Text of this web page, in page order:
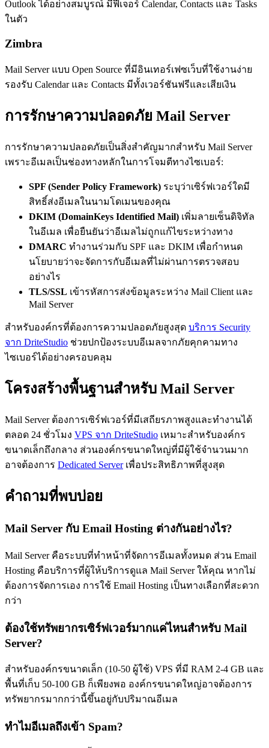
Outlook ได้อย่างสมบูรณ์ มีฟีเจอร์ Calendar, Contacts และ Tasks
ในตัว
Zimbra
Mail Server แบบ Open Source ที่มีอินเทอร์เฟซเว็บที่ใช้งานง่าย
รองรับ Calendar และ Contacts มีทั้งเวอร์ชันฟรีและเสียเงิน
การรักษาความปลอดภัย Mail Server
การรักษาความปลอดภัยเป็นสิ่งสำคัญมากสำหรับ Mail Server
เพราะอีเมลเป็นช่องทางหลักในการโจมตีทางไซเบอร์:
SPF (Sender Policy Framework) ระบุว่าเซิร์ฟเวอร์ใดมี
สิทธิ์ส่งอีเมลในนามโดเมนของคุณ
DKIM (DomainKeys Identified Mail) เพิ่มลายเซ็นดิจิทัล
ในอีเมล เพื่อยืนยันว่าอีเมลไม่ถูกแก้ไขระหว่างทาง
DMARC ทำงานร่วมกับ SPF และ DKIM เพื่อกำหนด
นโยบายว่าจะจัดการกับอีเมลที่ไม่ผ่านการตรวจสอบ
อย่างไร
TLS/SSL เข้ารหัสการส่งข้อมูลระหว่าง Mail Client และ
Mail Server
สำหรับองค์กรที่ต้องการความปลอดภัยสูงสุด บริการ Security
จาก DriteStudio ช่วยปกป้องระบบอีเมลจากภัยคุกคามทาง
ไซเบอร์ได้อย่างครอบคลุม
โครงสร้างพื้นฐานสำหรับ Mail Server
Mail Server ต้องการเซิร์ฟเวอร์ที่มีเสถียรภาพสูงและทำงานได้
ตลอด 24 ชั่วโมง VPS จาก DriteStudio เหมาะสำหรับองค์กร
ขนาดเล็กถึงกลาง ส่วนองค์กรขนาดใหญ่ที่มีผู้ใช้จำนวนมาก
อาจต้องการ Dedicated Serverเพื่อประสิทธิภาพที่สูงสุด
คำถามที่พบบ่อย
Mail Server กับ Email Hosting ต่างกันอย่างไร?
Mail Server คือระบบที่ทำหน้าที่จัดการอีเมลทั้งหมด ส่วน Email
Hosting คือบริการที่ผู้ให้บริการดูแล Mail Server ให้คุณ หากไม่
ต้องการจัดการเอง การใช้ Email Hosting เป็นทางเลือกที่สะดวก
กว่า
ต้องใช้ทรัพยากรเซิร์ฟเวอร์มากแค่ไหนสำหรับ Mail
Server?
สำหรับองค์กรขนาดเล็ก (10-50 ผู้ใช้) VPS ที่มี RAM 2-4 GB และ
พื้นที่เก็บ 50-100 GB ก็เพียงพอ องค์กรขนาดใหญ่อาจต้องการ
ทรัพยากรมากกว่านี้ขึ้นอยู่กับปริมาณอีเมล
ทำไมอีเมลถึงเข้า Spam?